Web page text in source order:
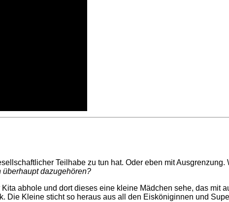
Teilhabe zu tun hat. Oder eben mit Ausgrenzung.
überhaupt dazugehören?
abhole und dort dieses eine kleine Mädchen sehe, das mit
Die Kleine sticht so heraus aus all den Eisköniginnen und